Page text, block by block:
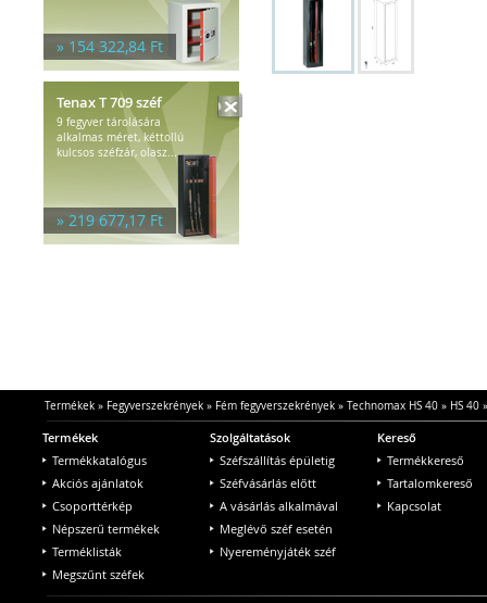
» 154 322,84 Ft
Tenax T 709 széf
9 fegyver tárolására
alkalmas méret, kéttollú
kulcsos széfzár, olasz...
» 219 677,17 Ft
Termékek» Fegyverszekrények» Fém fegyverszekrények» Technomax HS 40» HS 40
Termékek
Termékkatalógus
Akciós ajánlatok
Csoporttérkép
Népszerű termékek
Terméklisták
Megszűnt széfek
Szolgáltatások
Széfszállítás épületig
Széfvásárlás előtt
A vásárlás alkalmával
Meglévő széf esetén
Nyereményjáték széf
Kereső
Termékkereső
Tartalomkereső
Kapcsolat